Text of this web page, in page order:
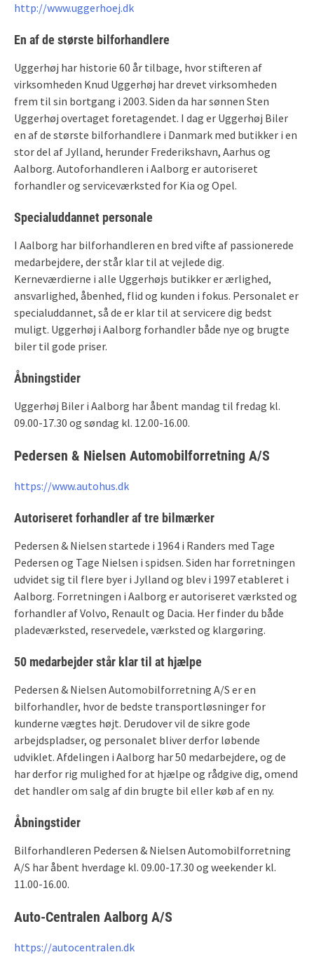
http://www.uggerhoej.dk
En af de største bilforhandlere
Uggerhøj har historie 60 år tilbage, hvor stifteren af
virksomheden Knud Uggerhøj har drevet virksomheden
frem til sin bortgang i 2003. Siden da har sønnen Sten
Uggerhøj overtaget foretagendet. I dag er Uggerhøj Biler
en af de største bilforhandlere i Danmark med butikker i en
stor del af Jylland, herunder Frederikshavn, Aarhus og
Aalborg. Autoforhandleren i Aalborg er autoriseret
forhandler og serviceværksted for Kia og Opel.
Specialuddannet personale
I Aalborg har bilforhandleren en bred vifte af passionerede
medarbejdere, der står klar til at vejlede dig.
Kerneværdierne i alle Uggerhøjs butikker er ærlighed,
ansvarlighed, åbenhed, flid og kunden i fokus. Personalet er
specialuddannet, så de er klar til at servicere dig bedst
muligt. Uggerhøj i Aalborg forhandler både nye og brugte
biler til gode priser.
Åbningstider
Uggerhøj Biler i Aalborg har åbent mandag til fredag kl.
09.00-17.30 og søndag kl. 12.00-16.00.
Pedersen & Nielsen Automobilforretning A/S
https://www.autohus.dk
Autoriseret forhandler af tre bilmærker
Pedersen & Nielsen startede i 1964 i Randers med Tage
Pedersen og Tage Nielsen i spidsen. Siden har forretningen
udvidet sig til flere byer i Jylland og blev i 1997 etableret i
Aalborg. Forretningen i Aalborg er autoriseret værksted og
forhandler af Volvo, Renault og Dacia. Her finder du både
pladeværksted, reservedele, værksted og klargøring.
50 medarbejder står klar til at hjælpe
Pedersen & Nielsen Automobilforretning A/S er en
bilforhandler, hvor de bedste transportløsninger for
kunderne vægtes højt. Derudover vil de sikre gode
arbejdspladser, og personalet bliver derfor løbende
udviklet. Afdelingen i Aalborg har 50 medarbejdere, og de
har derfor rig mulighed for at hjælpe og rådgive dig, omend
det handler om salg af din brugte bil eller køb af en ny.
Åbningstider
Bilforhandleren Pedersen & Nielsen Automobilforretning
A/S har åbent hverdage kl. 09.00-17.30 og weekender kl.
11.00-16.00.
Auto-Centralen Aalborg A/S
https://autocentralen.dk